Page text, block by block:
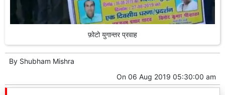
फ़ोटो युगान्तर प्रवाह
By Shubham Mishra
On 06 Aug 2019 05:30:00 am